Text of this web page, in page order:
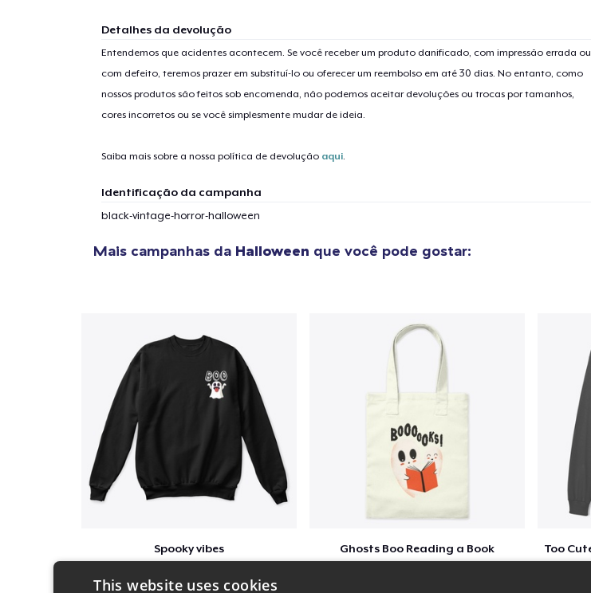
Detalhes da devolução
Entendemos que acidentes acontecem. Se você receber um produto danificado, com impressão errada ou
com defeito, teremos prazer em substituí-lo ou oferecer um reembolso em até 30 dias. No entanto, como
nossos produtos são feitos sob encomenda, não podemos aceitar devoluções ou trocas por tamanhos,
cores incorretos ou se você simplesmente mudar de ideia.
Saiba mais sobre a nossa política de devolução aqui.
Identificação da campanha
black-vintage-horror-halloween
Mais campanhas da Halloween que você pode gostar:
Spooky vibes Ghosts Boo Reading a Book
US$ 15,99
This website uses cookies